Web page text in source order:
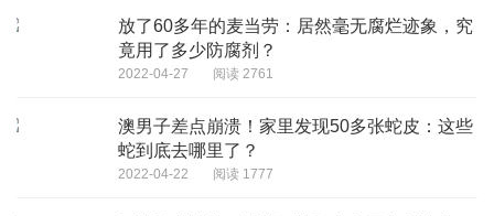
放了60多年的麦当劳：居然毫无腐烂迹象，究
竟用了多少防腐剂？
2022-04-27 阅读 2761
澳男子差点崩溃！家里发现50多张蛇皮：这些
蛇到底去哪里了？
2022-04-22 阅读 1777